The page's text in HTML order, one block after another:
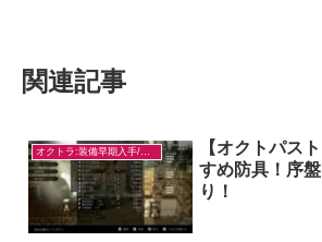
関連記事
オクトラ:装備早期入手/目的別
【オクトパス
すめ防具！序
り！